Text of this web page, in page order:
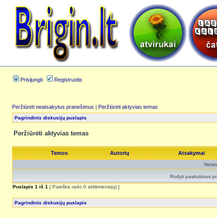
Prisijungti Registruotis
Peržiūrėti neatsakytus pranešimus | Peržiūrėti aktyvias temas
Pagrindinis diskusijų puslapis
Peržiūrėti aktyvias temas
Temos Autorių Atsakymai
Rodyti paskutinius
Puslapis 1 iš 1 [ Paieška rado 0 atitikmenis(ų) ]
Pagrindinis diskusijų puslapis